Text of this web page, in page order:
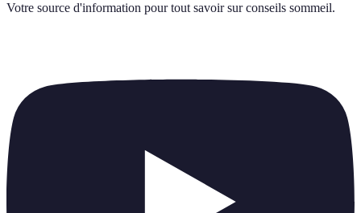
Votre source d'information pour tout savoir sur conseils sommeil.